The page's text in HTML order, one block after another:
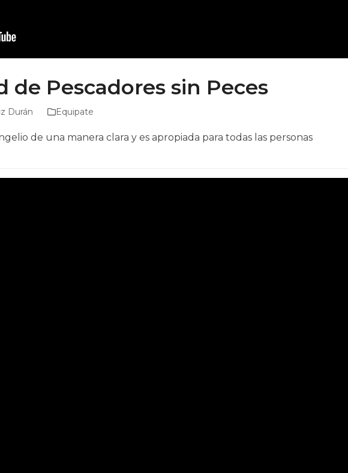
de Pescadores sin Peces
Durán Equipate
de una manera clara y es apropiada para todas las personas